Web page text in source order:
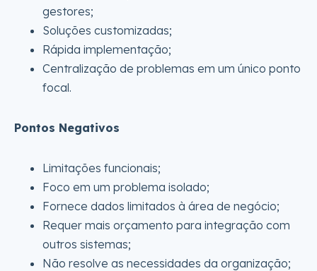
gestores;
Soluções customizadas;
Rápida implementação;
Centralização de problemas em um único ponto
focal.
Pontos Negativos
Limitações funcionais;
Foco em um problema isolado;
Fornece dados limitados à área de negócio;
Requer mais orçamento para integração com
outros sistemas;
Não resolve as necessidades da organização;